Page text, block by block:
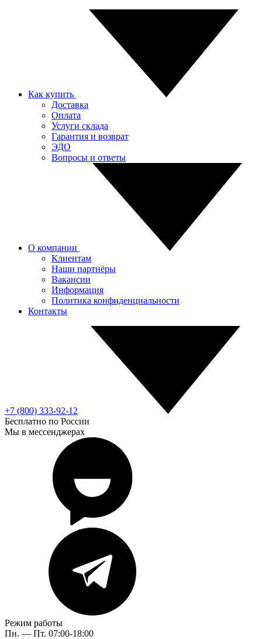
Как купить
Доставка
Оплата
Услуги склада
Гарантия и возврат
ЭДО
Вопросы и ответы
О компании
Клиентам
Наши партнёры
Вакансии
Информация
Политика конфиденциальности
Контакты
+7 (800) 333-92-12
Бесплатно по России
Мы в мессенджерах
Режим работы
Пн. — Пт. 07:00-18:00